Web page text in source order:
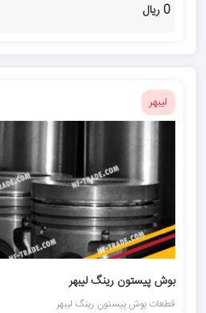
0 ریال
لیبهر
بوش پيستون رينگ ليبهر
قطعات بوش پيستون رينگ ليبهر